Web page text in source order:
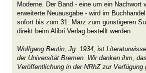
Moderne. Der Band - eine um ein
erweiterte Neuausgabe - wird im
sofort bis zum 31. März zum günstigeren
direkt beim Alibri Verlag bestellt werden.
Wolfgang Beutin, Jg. 1934, ist
der Universität Bremen. Wir danken ihm,
Veröffentlichung in der NRhZ zur